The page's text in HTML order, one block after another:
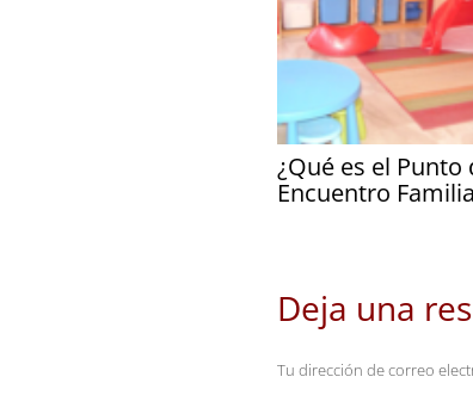
¿Qué es el Punto
Encuentro
Deja una
Tu dirección de correo